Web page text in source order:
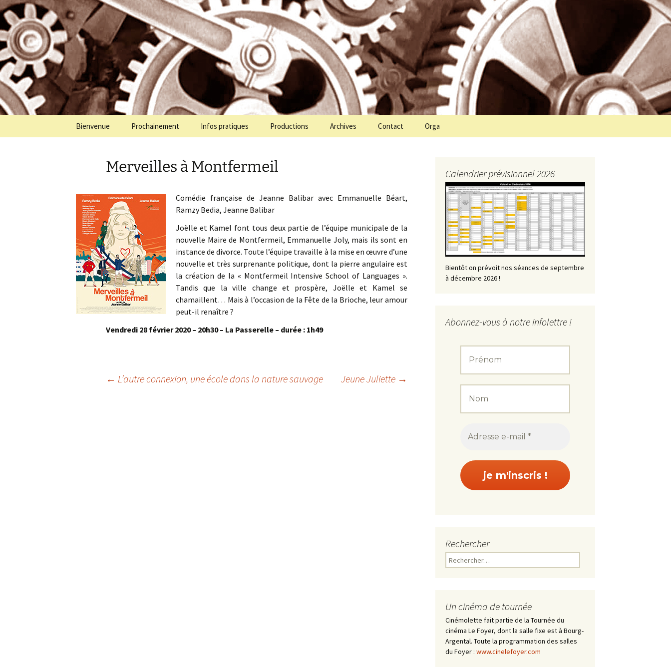
Aller
au
contenu
Cinémolette
Programmation cinéma à St Julien Molin Molette
Bienvenue Prochainement Infos pratiques Productions Archives Contact Orga
Merveilles à Montfermeil
Comédie française de Jeanne Balibar avec Emmanuelle Béart,
Ramzy Bedia, Jeanne Balibar
Joëlle et Kamel font tous deux partie de l’équipe municipale de la
nouvelle Maire de Montfermeil, Emmanuelle Joly, mais ils sont en
instance de divorce. Toute l’équipe travaille à la mise en œuvre d’une
nouvelle et très surprenante politique, dont la pierre angulaire est
la création de la « Montfermeil Intensive School of Languages ».
Tandis que la ville change et prospère, Joëlle et Kamel se
chamaillent… Mais à l’occasion de la Fête de la Brioche, leur amour
peut-il renaître ?
Vendredi 28 février 2020 – 20h30 – La Passerelle – durée : 1h49
← L’autre connexion, une école dans la nature sauvage Jeune Juliette →
Calendrier prévisionnel 2026
Bientôt on prévoit nos séances de septembre
à décembre 2026 !
Abonnez-vous à notre infolettre !
Rechercher
Rechercher :
Un cinéma de tournée
Cinémolette fait partie de la Tournée du
cinéma Le Foyer, dont la salle fixe est à Bourg-
Argental. Toute la programmation des salles
du Foyer : www.cinelefoyer.com